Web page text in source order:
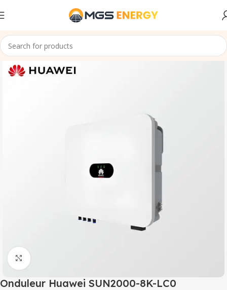
Accueil Onduleurs Solaire Ongrid
Click to enlarge
Onduleur Huawei SUN2000-8K-LC0